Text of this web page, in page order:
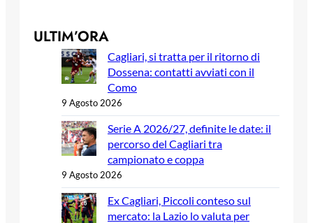
ULTIM’ORA
Cagliari, si tratta per il ritorno di
Dossena: contatti avviati con il
Como
9 Agosto 2026
Serie A 2026/27, definite le date: il
percorso del Cagliari tra
campionato e coppa
9 Agosto 2026
Ex Cagliari, Piccoli conteso sul
mercato: la Lazio lo valuta per